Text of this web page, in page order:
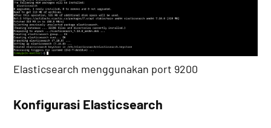
Elasticsearch menggunakan port 9200
Konfigurasi Elasticsearch